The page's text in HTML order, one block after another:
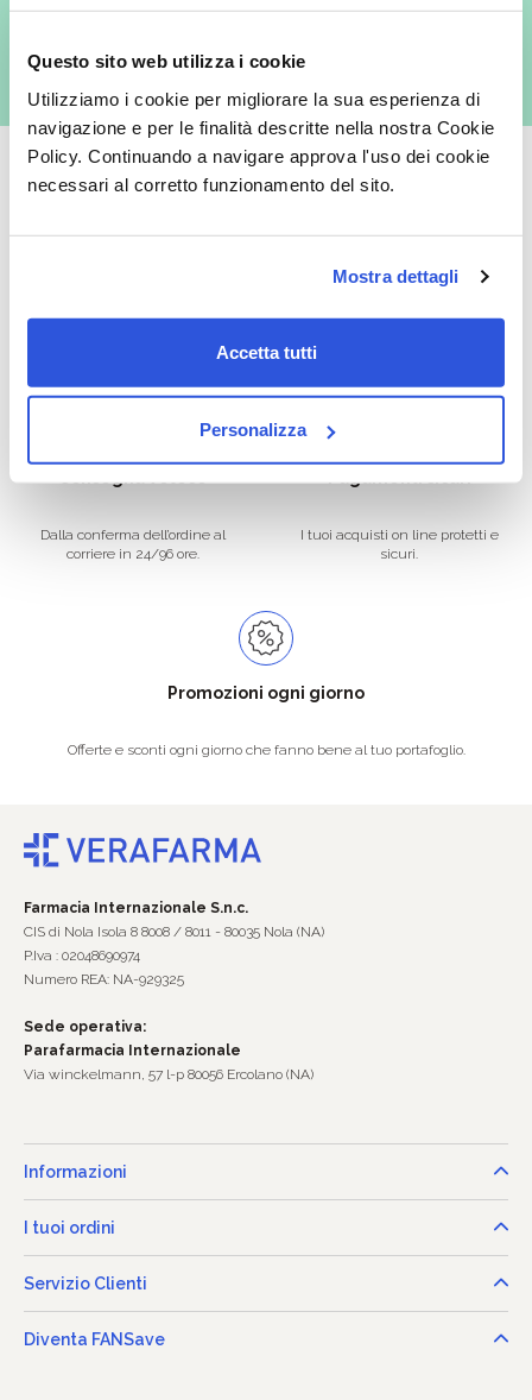
Questo sito web utilizza i cookie
Utilizziamo i cookie per migliorare la sua esperienza di
navigazione e per le finalità descritte nella nostra Cookie
Policy. Continuando a navigare approva l'uso dei cookie
necessari al corretto funzionamento del sito.
Mostra dettagli
Accetta tutti
Personalizza
espressamente al trattamento dei miei dati personali per finalità
marketing (con modalità telematiche - quali ad es. newsletter ed e-mail
con inviti e comunicazioni commerciali - e modalità tradizionali, quali ad
es. posta cartacea)
per soddisfare tutte le esigenze.
la spedizione la regaliamo noi.
Dalla conferma dell’ordine al
corriere in 24/96 ore.
I tuoi acquisti on line protetti e
sicuri.
Promozioni ogni giorno
Offerte e sconti ogni giorno che fanno bene al tuo portafoglio.
Farmacia Internazionale S.n.c.
CIS di Nola Isola 8 8008 / 8011 - 80035 Nola (NA)
P.Iva : 02048690974
Numero REA: NA-929325
Sede operativa:
Parafarmacia Internazionale
Via winckelmann, 57 l-p 80056 Ercolano (NA)
Informazioni
I tuoi ordini
Servizio Clienti
Diventa FANSave